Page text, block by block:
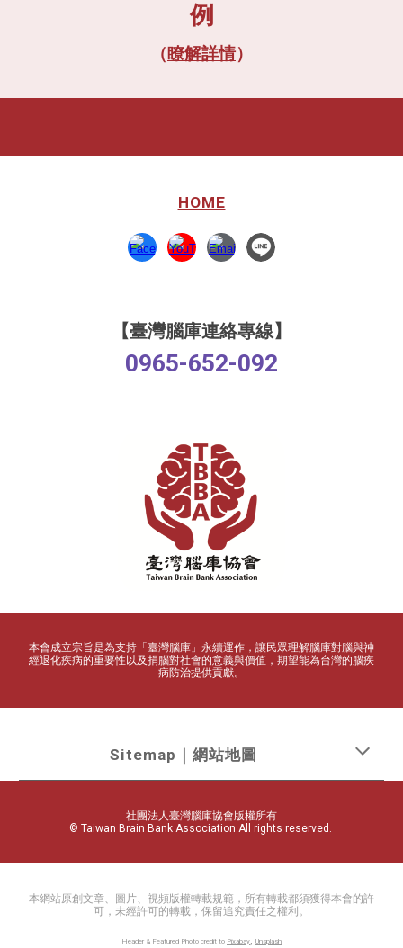
例
（瞭解詳情）
HOME
【臺灣腦庫連絡專線】
0965-652-092
本會成立宗旨是為支持「臺灣腦庫」永續運作，讓民眾理解腦庫對腦與神
經退化疾病的重要性以及捐腦對社會的意義與價值，期望能為台灣的腦疾
病防治提供貢獻。
Sitemap｜網站地圖
社團法人臺灣腦庫協會版權所有
© Taiwan Brain Bank Association All rights reserved.
本網站原創文章、圖片、視頻版權轉載規範，所有轉載都須獲得本會的許
可，未經許可的轉載，保留追究責任之權利。
Header & Featured Photo credit to Pixabay, Unsplash